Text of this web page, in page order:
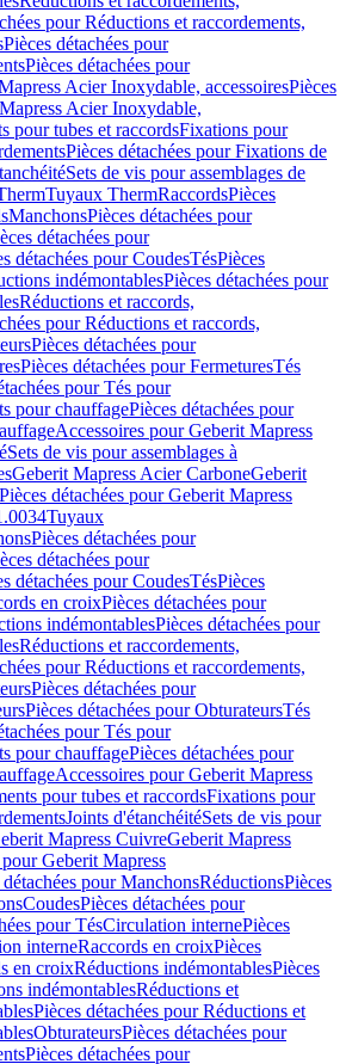
pour Réductions et raccordements,
Pièces détachées pour
Pièces détachées pour
Acier Inoxydable, accessoiresPièces
Acier Inoxydable,
pour tubes et raccordsFixations pour
Pièces détachées pour Fixations de
Sets de vis pour assemblages de
Tuyaux ThermRaccordsPièces
ManchonsPièces détachées pour
détachées pour
détachées pour CoudesTésPièces
indémontablesPièces détachées pour
Réductions et raccords,
pour Réductions et raccords,
Pièces détachées pour
Pièces détachées pour FermeturesTés
pour Tés pour
pour chauffagePièces détachées pour
Accessoires pour Geberit Mapress
Sets de vis pour assemblages à
Geberit Mapress Acier CarboneGeberit
Pièces détachées pour Geberit Mapress
Tuyaux
Pièces détachées pour
détachées pour
détachées pour CoudesTésPièces
en croixPièces détachées pour
indémontablesPièces détachées pour
Réductions et raccordements,
pour Réductions et raccordements,
Pièces détachées pour
Pièces détachées pour ObturateursTés
pour Tés pour
pour chauffagePièces détachées pour
Accessoires pour Geberit Mapress
pour tubes et raccordsFixations pour
Joints d'étanchéitéSets de vis pour
Mapress CuivreGeberit Mapress
pour Geberit Mapress
détachées pour ManchonsRéductionsPièces
CoudesPièces détachées pour
pour TésCirculation internePièces
interneRaccords en croixPièces
en croixRéductions indémontablesPièces
indémontablesRéductions et
Pièces détachées pour Réductions et
ObturateursPièces détachées pour
Pièces détachées pour